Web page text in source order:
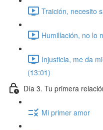
Traición, necesito
Humillación, no lo
Injusticia, me da
(13:01)
Día 3. Tu primera
Mi primer amor